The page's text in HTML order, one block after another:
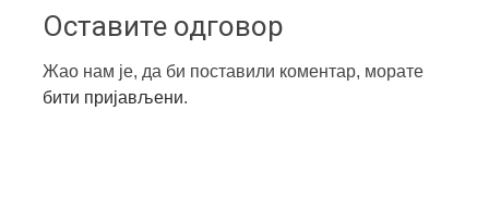
Оставите одговор
Жао нам је, да би поставили коментар, морате
бити пријављени.